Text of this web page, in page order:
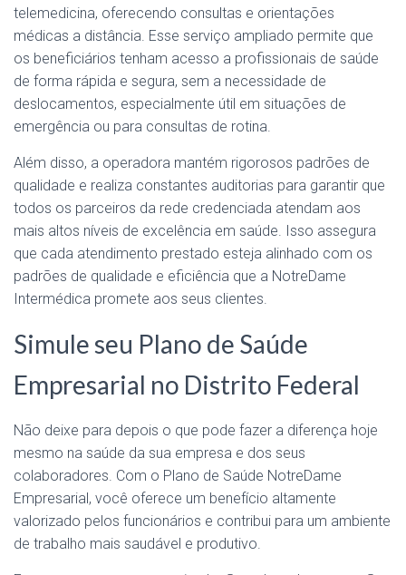
telemedicina, oferecendo consultas e orientações
médicas a distância. Esse serviço ampliado permite que
os beneficiários tenham acesso a profissionais de saúde
de forma rápida e segura, sem a necessidade de
deslocamentos, especialmente útil em situações de
emergência ou para consultas de rotina.
Além disso, a operadora mantém rigorosos padrões de
qualidade e realiza constantes auditorias para garantir que
todos os parceiros da rede credenciada atendam aos
mais altos níveis de excelência em saúde. Isso assegura
que cada atendimento prestado esteja alinhado com os
padrões de qualidade e eficiência que a NotreDame
Intermédica promete aos seus clientes.
Simule seu Plano de Saúde
Empresarial no Distrito Federal
Não deixe para depois o que pode fazer a diferença hoje
mesmo na saúde da sua empresa e dos seus
colaboradores. Com o Plano de Saúde NotreDame
Empresarial, você oferece um benefício altamente
valorizado pelos funcionários e contribui para um ambiente
de trabalho mais saudável e produtivo.